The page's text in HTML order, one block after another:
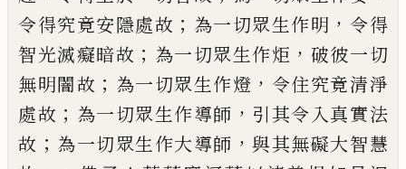
令得究竟安隱處故 ； 為一切眾生作明 ， 令得
智光滅癡暗故 ； 為一切眾生作炬 ， 破彼一切
無明闇故 ； 為一切眾生作燈 ， 令住究竟清淨
處故 ； 為一切眾生作導師 ， 引其令入真實法
故 ； 為一切眾生作大導師 ，與其無礙大智慧